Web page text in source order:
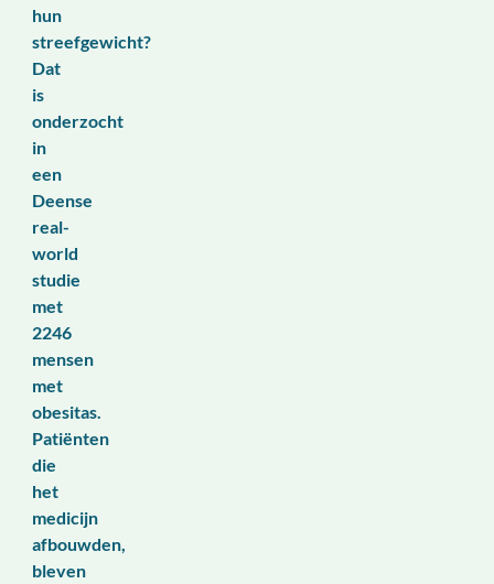
hun
streefgewicht?
Dat
is
onderzocht
in
een
Deense
real-
world
studie
met
2246
mensen
met
obesitas.
Patiënten
die
het
medicijn
afbouwden,
bleven